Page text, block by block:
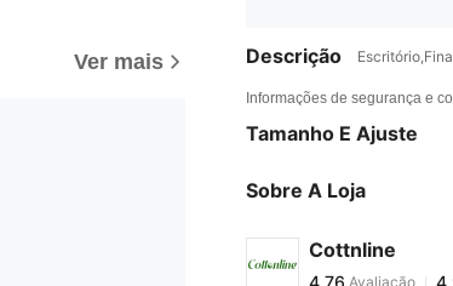
Ver mais Descrição
Informações de segurança e
Tamanho E Ajuste
Sobre A Loja
Cottnline
4,76
4,76